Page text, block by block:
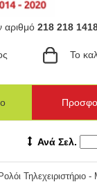
αριθμό 218 218
Το
Ανά Σελ.
Ρολόι Τηλεχειριστήριο